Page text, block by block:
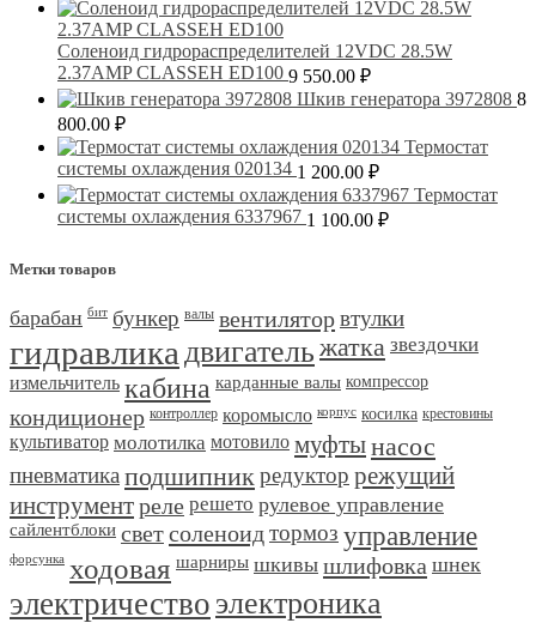
Соленоид гидрораспределителей 12VDC 28.5W
2.37AMP CLASSEH ED100 9 550.00 ₽
Шкив генератора 3972808 8
800.00 ₽
Термостат
системы охлаждения 020134 1 200.00 ₽
Термостат
системы охлаждения 6337967 1 100.00 ₽
Метки товаров
барабан бит бункер валы вентиляторвтулки
гидравлика двигатель жатка звездочки
измельчитель кабина карданные валы компрессор
кондиционер контроллер коромысло корпус косилка крестовины
культиватор молотилка мотовило муфтынасос
пневматика подшипник редуктор режущий
инструментреле решето рулевое управление
сайлентблоки светсоленоидтормоз управление
форсунка ходовая шарниры шкивы шлифовка шнек
электричество электроника